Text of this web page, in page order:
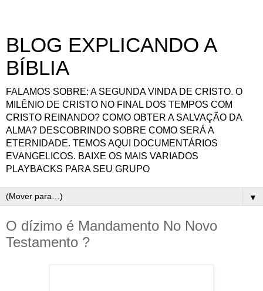
BLOG EXPLICANDO A
BÍBLIA
FALAMOS SOBRE: A SEGUNDA VINDA DE CRISTO. O
MILÊNIO DE CRISTO NO FINAL DOS TEMPOS COM
CRISTO REINANDO? COMO OBTER A SALVAÇÃO DA
ALMA? DESCOBRINDO SOBRE COMO SERÁ A
ETERNIDADE. TEMOS AQUI DOCUMENTÁRIOS
EVANGELICOS. BAIXE OS MAIS VARIADOS
PLAYBACKS PARA SEU GRUPO
▼
O dízimo é Mandamento No Novo
Testamento ?